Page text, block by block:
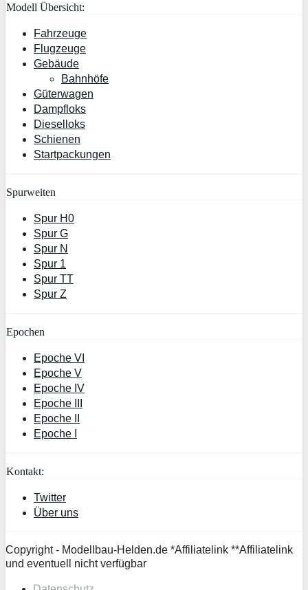
Modell Übersicht:
Fahrzeuge
Flugzeuge
Gebäude
Bahnhöfe
Güterwagen
Dampfloks
Dieselloks
Schienen
Startpackungen
Spurweiten
Spur H0
Spur G
Spur N
Spur 1
Spur TT
Spur Z
Epochen
Epoche VI
Epoche V
Epoche IV
Epoche III
Epoche II
Epoche I
Kontakt:
Twitter
Über uns
Copyright - Modellbau-Helden.de *Affiliatelink **Affiliatelink
und eventuell nicht verfügbar